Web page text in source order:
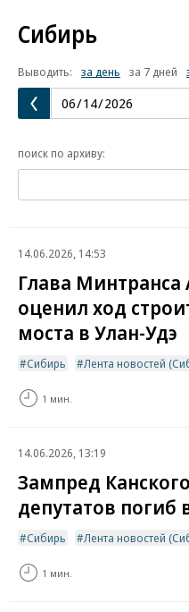
Сибирь
Выводить: за день за 7 дней
поиск по архиву:
14.06.2026, 14:53
Глава
оценил ход
моста в Улан-Удэ
Сибирь Лента новостей
1 мин.
14.06.2026, 13:19
Зампред
депутатов погиб
Сибирь Лента новостей
1 мин.